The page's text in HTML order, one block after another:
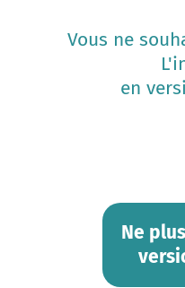
Vous ne
en
Ne